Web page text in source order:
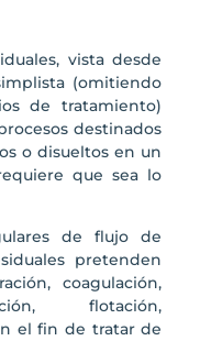
vista desde
(omitiendo
de tratamiento)
destinados
o disueltos en un
que sea lo
de flujo de
pretenden
coagulación,
flotación,
el fin de tratar de